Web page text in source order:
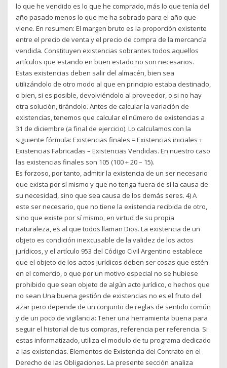
lo que he vendido es lo que he comprado, más lo que tenía del
año pasado menos lo que me ha sobrado para el año que
viene. En resumen: El margen bruto es la proporción existente
entre el precio de venta y el precio de compra de la mercancía
vendida. Constituyen existencias sobrantes todos aquellos
artículos que estando en buen estado no son necesarios.
Estas existencias deben salir del almacén, bien sea
utilizándolo de otro modo al que en principio estaba destinado,
o bien, si es posible, devolviéndolo al proveedor, o si no hay
otra solución, tirándolo. Antes de calcular la variación de
existencias, tenemos que calcular el número de existencias a
31 de diciembre (a final de ejercicio). Lo calculamos con la
siguiente fórmula: Existencias finales = Existencias iniciales +
Existencias Fabricadas – Existencias Vendidas. En nuestro caso
las existencias finales son 105 (100 + 20 – 15).
Es forzoso, por tanto, admitir la existencia de un ser necesario
que exista por sí mismo y que no tenga fuera de sí la causa de
su necesidad, sino que sea causa de los demás seres. 4) A
este ser necesario, que no tiene la existencia recibida de otro,
sino que existe por sí mismo, en virtud de su propia
naturaleza, es al que todos llaman Dios. La existencia de un
objeto es condición inexcusable de la validez de los actos
jurídicos, y el artículo 953 del Código Civil Argentino establece
que el objeto de los actos jurídicos deben ser cosas que estén
en el comercio, o que por un motivo especial no se hubiese
prohibido que sean objeto de algún acto jurídico, o hechos que
no sean Una buena gestión de existencias no es el fruto del
azar pero depende de un conjunto de reglas de sentido común
y de un poco de vigilancia: Tener una herramienta buena para
seguir el historial de tus compras, referencia per referencia. Si
estas informatizado, utiliza el modulo de tu programa dedicado
a las existencias. Elementos de Existencia del Contrato en el
Derecho de las Obligaciones. La presente sección analiza